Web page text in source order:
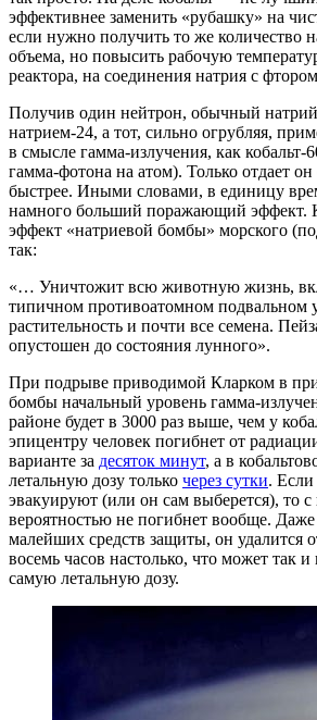
эффективнее заменить «рубашку» на
если нужно получить то же количество
объема, но повысить рабочую
реактора, на соединения натрия с
Получив один нейтрон, обычный
натрием-24, а тот, сильно огрубляя,
в смысле гамма-излучения, как кобальт-
гамма-фотона на атом). Только отдает он
быстрее. Иными словами, в единицу
намного больший поражающий эффект.
эффект «натриевой бомбы» морского
так:
«… Уничтожит всю животную жизнь,
типичном противоатомном подвальном
растительность и почти все семена.
опустошен до состояния лунного».
При подрыве приводимой Кларком в
бомбы начальный уровень гамма-
районе будет в 3000 раз выше, чем у
эпицентру человек погибнет от
варианте за десяток минут, а в
летальную дозу только через сутки. Если
эвакуируют (или он сам выберется), то с
вероятностью не погибнет вообще.
малейших средств защиты, он удалится
восемь часов настолько, что может так и
самую летальную дозу.